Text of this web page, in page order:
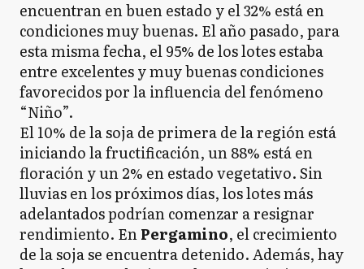
encuentran en buen estado y el 32% está en
condiciones muy buenas. El año pasado, para
esta misma fecha, el 95% de los lotes estaba
entre excelentes y muy buenas condiciones
favorecidos por la influencia del fenómeno
“Niño”.
El 10% de la soja de primera de la región está
iniciando la fructificación, un 88% está en
floración y un 2% en estado vegetativo. Sin
lluvias en los próximos días, los lotes más
adelantados podrían comenzar a resignar
rendimiento. EnPergamino, el crecimiento
de la soja se encuentra detenido. Además, hay